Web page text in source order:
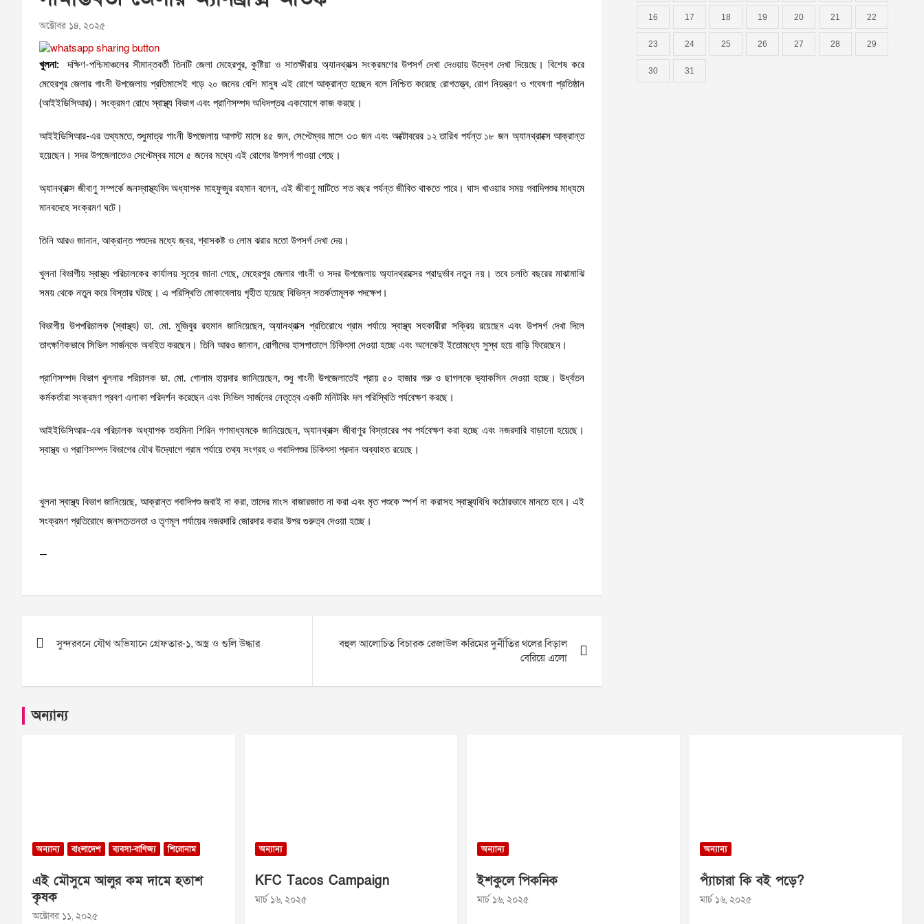
অক্টোবর ১৪, ২০২৫
খুলনা:
দক্ষিণ-পশ্চিমাঞ্চলের সীমান্তবর্তী তিনটি জেলা মেহেরপুর, কুষ্টিয়া ও সাতক্ষীরায় অ্যানথ্রাক্স সংক্রমণের উপসর্গ দেখা দেওয়ায় উদ্বেগ দেখা দিয়েছে। বিশেষ করে
মেহেরপুর জেলার গাংনী উপজেলায় প্রতিমাসেই গড়ে ২০ জনের বেশি মানুষ এই রোগে আক্রান্ত হচ্ছেন বলে নিশ্চিত করেছে রোগতত্ত্ব, রোগ নিয়ন্ত্রণ ও গবেষণা প্রতিষ্ঠান
(আইইডিসিআর)। সংক্রমণ রোধে স্বাস্থ্য বিভাগ এবং প্রাণিসম্পদ অধিদপ্তর একযোগে কাজ করছে।
আইইডিসিআর-এর তথ্যমতে, শুধুমাত্র গাংনী উপজেলায় আগস্ট মাসে ৪৫ জন, সেপ্টেম্বর মাসে ৩৩ জন এবং অক্টোবরের ১২ তারিখ পর্যন্ত ১৮ জন অ্যানথ্রাক্সে আক্রান্ত
হয়েছেন। সদর উপজেলাতেও সেপ্টেম্বর মাসে ৫ জনের মধ্যে এই রোগের উপসর্গ পাওয়া গেছে।
অ্যানথ্রাক্স জীবাণু সম্পর্কে জনস্বাস্থ্যবিদ অধ্যাপক মাহফুজুর রহমান বলেন, এই জীবাণু মাটিতে শত বছর পর্যন্ত জীবিত থাকতে পারে। ঘাস খাওয়ার সময় গবাদিপশুর মাধ্যমে
মানবদেহে সংক্রমণ ঘটে।
তিনি আরও জানান, আক্রান্ত পশুদের মধ্যে জ্বর, শ্বাসকষ্ট ও লোম ঝরার মতো উপসর্গ দেখা দেয়।
খুলনা বিভাগীয় স্বাস্থ্য পরিচালকের কার্যালয় সূত্রে জানা গেছে, মেহেরপুর জেলার গাংনী ও সদর উপজেলায় অ্যানথ্রাক্সের প্রাদুর্ভাব নতুন নয়। তবে চলতি বছরের মাঝামাঝি
সময় থেকে নতুন করে বিস্তার ঘটছে। এ পরিস্থিতি মোকাবেলায় গৃহীত হয়েছে বিভিন্ন সতর্কতামূলক পদক্ষেপ।
বিভাগীয় উপপরিচালক (স্বাস্থ্য) ডা. মো. মুজিবুর রহমান জানিয়েছেন, অ্যানথ্রাক্স প্রতিরোধে গ্রাম পর্যায়ে স্বাস্থ্য সহকারীরা সক্রিয় রয়েছেন এবং উপসর্গ দেখা দিলে
তাৎক্ষণিকভাবে সিভিল সার্জনকে অবহিত করছেন। তিনি আরও জানান, রোগীদের হাসপাতালে চিকিৎসা দেওয়া হচ্ছে এবং অনেকেই ইতোমধ্যে সুস্থ হয়ে বাড়ি ফিরেছেন।
প্রাণিসম্পদ বিভাগ খুলনার পরিচালক ডা. মো. গোলাম হায়দার জানিয়েছেন, শুধু গাংনী উপজেলাতেই প্রায় ৫০ হাজার গরু ও ছাগলকে ভ্যাকসিন দেওয়া হচ্ছে। উর্ধ্বতন
কর্মকর্তারা সংক্রমণ প্রবণ এলাকা পরিদর্শন করেছেন এবং সিভিল সার্জনের নেতৃত্বে একটি মনিটরিং দল পরিস্থিতি পর্যবেক্ষণ করছে।
আইইডিসিআর-এর পরিচালক অধ্যাপক তহমিনা শিরিন গণমাধ্যমকে জানিয়েছেন, অ্যানথ্রাক্স জীবাণুর বিস্তারের পথ পর্যবেক্ষণ করা হচ্ছে এবং নজরদারি বাড়ানো হয়েছে।
স্বাস্থ্য ও প্রাণিসম্পদ বিভাগের যৌথ উদ্যোগে গ্রাম পর্যায়ে তথ্য সংগ্রহ ও গবাদিপশুর চিকিৎসা প্রদান অব্যাহত রয়েছে।
খুলনা স্বাস্থ্য বিভাগ জানিয়েছে, আক্রান্ত গবাদিপশু জবাই না করা, তাদের মাংস বাজারজাত না করা এবং মৃত পশুকে স্পর্শ না করাসহ স্বাস্থ্যবিধি কঠোরভাবে মানতে হবে। এই
সংক্রমণ প্রতিরোধে জনসচেতনতা ও তৃণমূল পর্যায়ের নজরদারি জোরদার করার উপর গুরুত্ব দেওয়া হচ্ছে।
—
navigation
সুন্দরবনে যৌথ অভিযানে গ্রেফতার-১, অস্ত্র ও গুলি উদ্ধার
বহুল আলোচিত বিচারক রেজাউল করিমের দুর্নীতির থলের বিড়াল
বেরিয়ে এলো
16 17 18 19 20 21 22
23 24 25 26 27 28 29
30 31
অন্যান্য
অন্যান্য বাংলাদেশ ব্যবসা-বাণিজ্য শিরোনাম
এই মৌসুমে আলুর কম দামে হতাশ
কৃষক
অক্টোবর ১১, ২০২৫
অন্যান্য
KFC Tacos Campaign
মার্চ ১৬, ২০২৫
অন্যান্য
ইশকুলে পিকনিক
মার্চ ১৬, ২০২৫
অন্যান্য
প্যাঁচারা কি বই পড়ে?
মার্চ ১৬, ২০২৫